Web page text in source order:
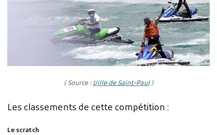
( Source : Ville de Saint-Paul)
Les classements de cette compétition :
Le scratch